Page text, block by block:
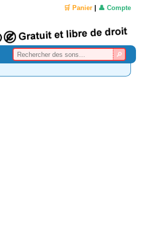
🛒 Panier 👤 Compte